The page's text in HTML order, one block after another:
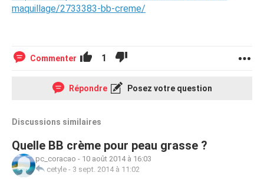
maquillage/2733383-bb-creme/
Commenter 1
Répondre Posez votre question
Discussions similaires
Quelle BB crème pour peau grasse ?
pc_coracao - 10 août 2014 à 16:03
cetyle - 3 sept. 2014 à 11:02